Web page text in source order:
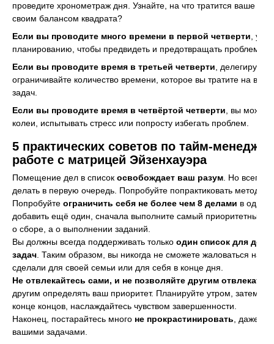
проведите хронометраж дня. Узнайте, на что тратится ваше
своим балансом квадрата?
Если вы проводите много времени в первой четверти ,
планированию, чтобы предвидеть и предотвращать проблемы.
Если вы проводите время в третьей четверти ,
ограничивайте количество времени, которое вы тратите на
задач.
Если вы проводите время в четвёртой четверти , вы
колеи, испытывать стресс или попросту избегать проблем.
5 практических советов по тайм-
работе с матрицей Эйзенхауэра
Помещение дел в список освобождает ваш разум . Но всегда
делать в первую очередь. Попробуйте попрактиковать метод
Попробуйте ограничить себя не более чем 8 делами в одной
добавить ещё один, сначала выполните самый приоритетный.
о сборе, а о выполнении заданий.
Вы должны всегда поддерживать только один список для
задач . Таким образом, вы никогда не сможете жаловаться на
сделали для своей семьи или для себя в конце дня.
Не отвлекайтесь сами, и не позволяйте другим отвлекать
другим определять ваш приоритет. Планируйте утром, затем
конце концов, наслаждайтесь чувством завершенности.
Наконец, постарайтесь много не прокрастинировать , даже
вашими задачами.